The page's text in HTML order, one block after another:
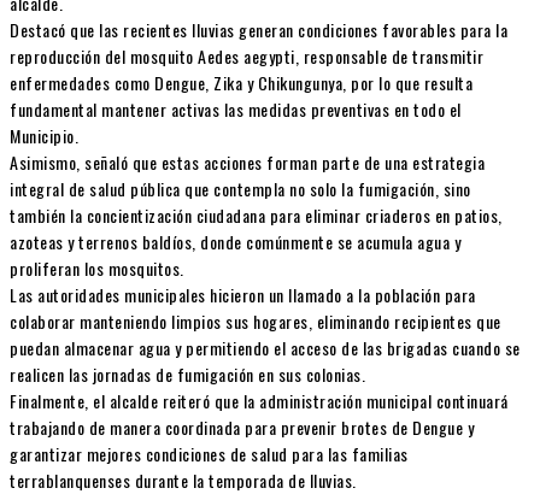
Destacó que las recientes lluvias generan condiciones favorables para la
reproducción del mosquito Aedes aegypti, responsable de transmitir
enfermedades como Dengue, Zika y Chikungunya, por lo que resulta
fundamental mantener activas las medidas preventivas en todo el
Municipio.
Asimismo, señaló que estas acciones forman parte de una estrategia
integral de salud pública que contempla no solo la fumigación, sino
también la concientización ciudadana para eliminar criaderos en patios,
azoteas y terrenos baldíos, donde comúnmente se acumula agua y
proliferan los mosquitos.
Las autoridades municipales hicieron un llamado a la población para
colaborar manteniendo limpios sus hogares, eliminando recipientes que
puedan almacenar agua y permitiendo el acceso de las brigadas cuando se
realicen las jornadas de fumigación en sus colonias.
Finalmente, el alcalde reiteró que la administración municipal continuará
trabajando de manera coordinada para prevenir brotes de Dengue y
garantizar mejores condiciones de salud para las familias
terrablanquenses durante la temporada de lluvias.